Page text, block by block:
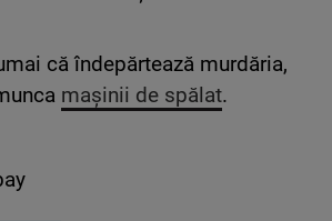
că îndepărtează murdăria,
mașinii de spălat.